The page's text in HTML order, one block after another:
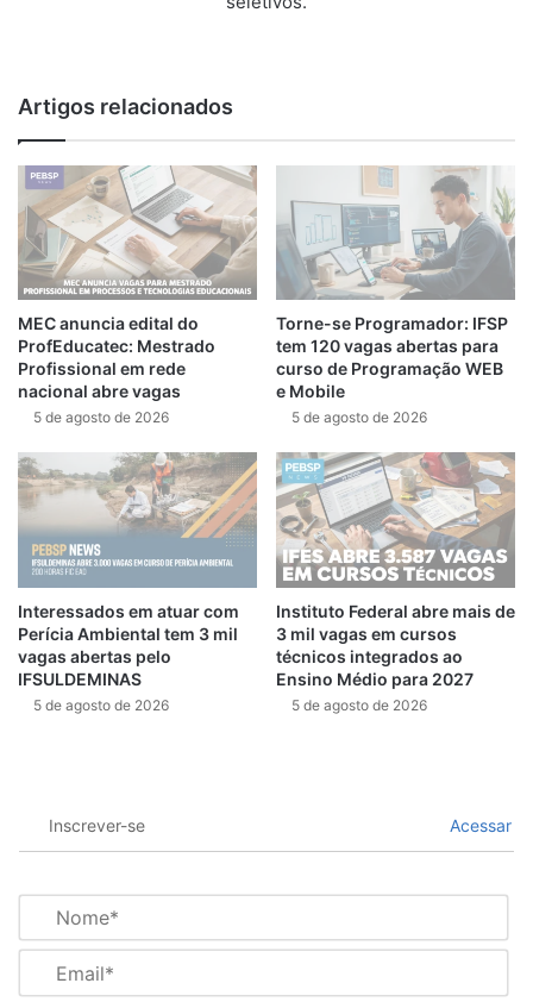
Artigos relacionados
MEC anuncia edital do
ProfEducatec: Mestrado
Profissional em rede
nacional abre vagas
5 de agosto de 2026
Torne-se Programador: IFSP
tem 120 vagas abertas para
curso de Programação WEB
e Mobile
5 de agosto de 2026
Interessados em atuar com
Perícia Ambiental tem 3 mil
vagas abertas pelo
IFSULDEMINAS
5 de agosto de 2026
Instituto Federal abre mais de
3 mil vagas em cursos
técnicos integrados ao
Ensino Médio para 2027
5 de agosto de 2026
Inscrever-se Acessar
m
*